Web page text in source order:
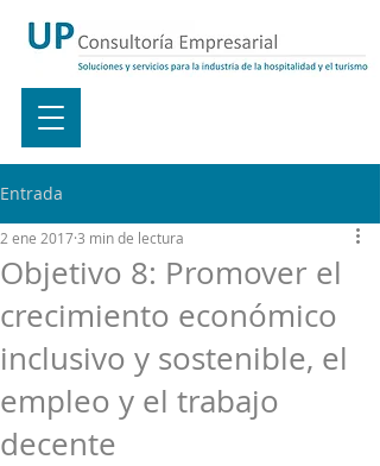
Entrada
Objetivo 8: Promover el
crecimiento económico
inclusivo y sostenible, el
empleo y el trabajo
decente
2 ene 2017 3 min de lectura